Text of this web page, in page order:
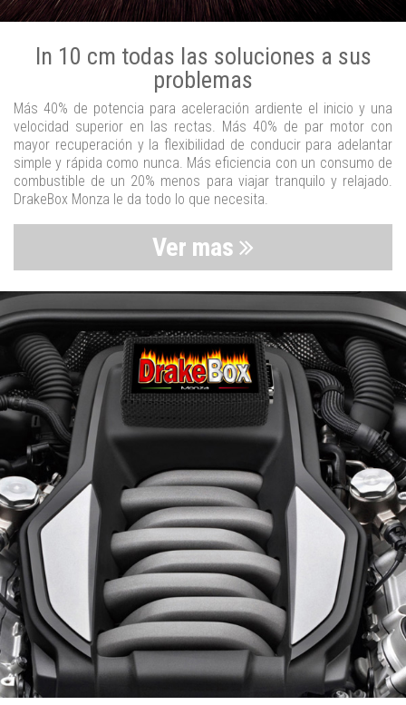
In 10 cm todas las soluciones a sus
problemas
Más 40% de potencia para aceleración ardiente el inicio y una
velocidad superior en las rectas. Más 40% de par motor con
mayor recuperación y la flexibilidad de conducir para adelantar
simple y rápida como nunca. Más eficiencia con un consumo de
combustible de un 20% menos para viajar tranquilo y relajado.
DrakeBox Monza le da todo lo que necesita.
Ver mas